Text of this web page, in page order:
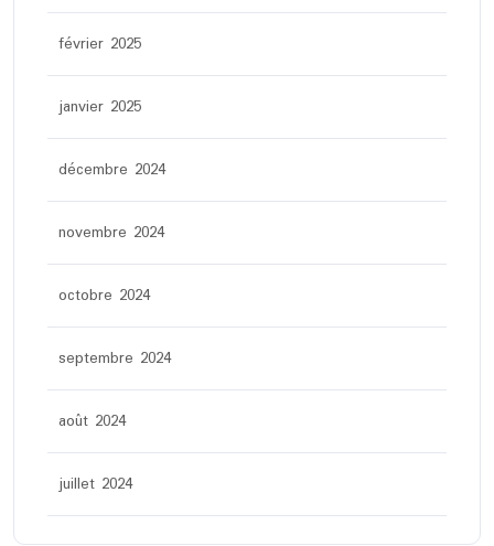
février 2025
janvier 2025
décembre 2024
novembre 2024
octobre 2024
septembre 2024
août 2024
juillet 2024